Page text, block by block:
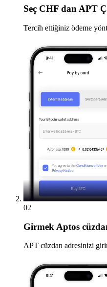
Seç CHF dan APT
Tercih ettiğiniz ödeme
02
Girmek Aptos
APT cüzdan adresinizi